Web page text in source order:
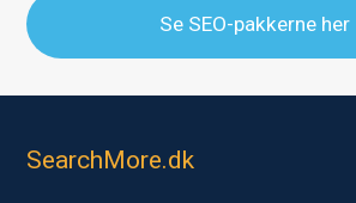
Se SEO-pakkerne her
SearchMore.dk